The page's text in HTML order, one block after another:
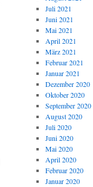
Juli 2021
Juni 2021
Mai 2021
April 2021
März 2021
Februar 2021
Januar 2021
Dezember 2020
Oktober 2020
September 2020
August 2020
Juli 2020
Juni 2020
Mai 2020
April 2020
Februar 2020
Januar 2020